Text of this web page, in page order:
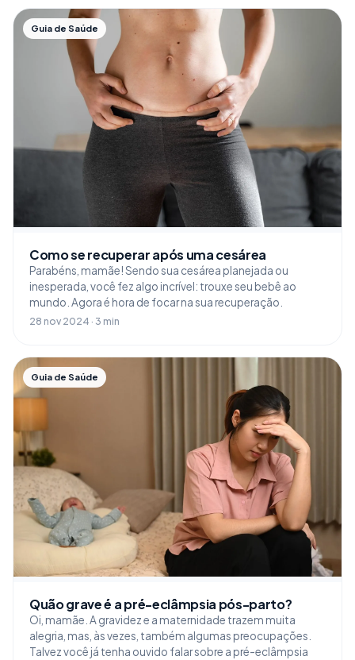
Guia de Saúde
Como se recuperar após uma cesárea
Parabéns, mamãe! Sendo sua cesárea planejada ou
inesperada, você fez algo incrível: trouxe seu bebê ao
mundo. Agora é hora de focar na sua recuperação.
28 nov 2024 · 3 min
Guia de Saúde
Quão grave é a pré-eclâmpsia pós-parto?
Oi, mamãe. A gravidez e a maternidade trazem muita
alegria, mas, às vezes, também algumas preocupações.
Talvez você já tenha ouvido falar sobre a pré-eclâmpsia